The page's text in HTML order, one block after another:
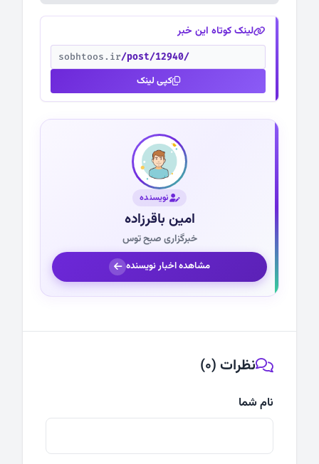
لینک کوتاه این خبر
sobhtoos.ir/post/12940/
کپی لینک
نویسنده
امین باقرزاده
خبرگزاری صبح توس
مشاهده اخبار نویسنده
نظرات (0)
نام شما